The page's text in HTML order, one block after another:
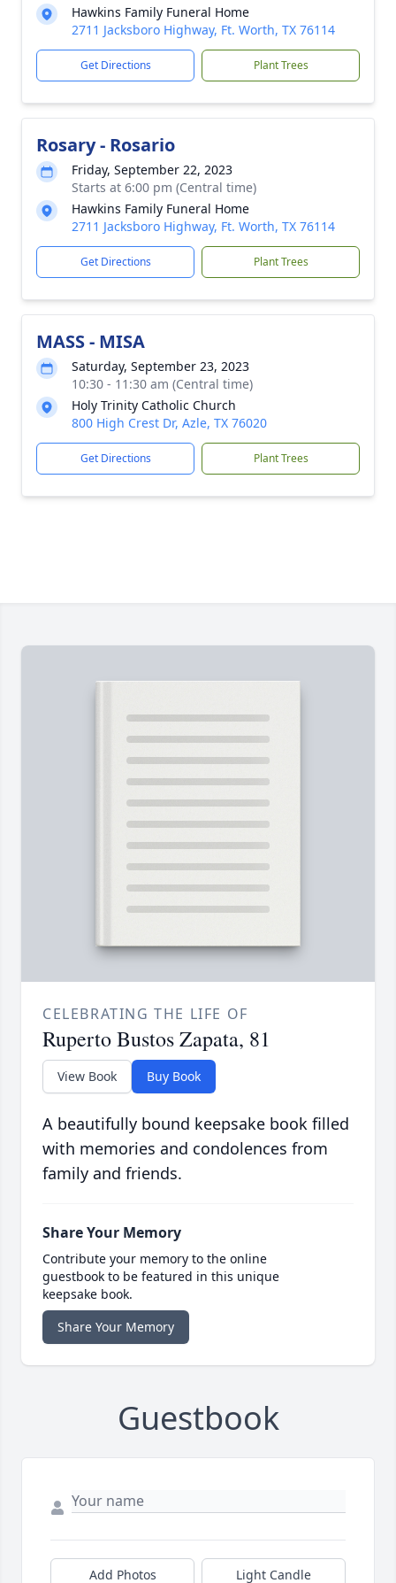
Hawkins Family Funeral Home
2711 Jacksboro Highway, Ft. Worth, TX 76114
Get Directions Plant Trees
Rosary - Rosario
Friday, September 22, 2023
Starts at 6:00 pm (Central time)
Hawkins Family Funeral Home
2711 Jacksboro Highway, Ft. Worth, TX 76114
Get Directions Plant Trees
MASS - MISA
Saturday, September 23, 2023
10:30 - 11:30 am (Central time)
Holy Trinity Catholic Church
800 High Crest Dr, Azle, TX 76020
Get Directions Plant Trees
CELEBRATING THE LIFE OF
Ruperto Bustos Zapata, 81
View Book Buy Book
A beautifully bound keepsake book filled
with memories and condolences from
family and friends.
Share Your Memory
Contribute your memory to the online
guestbook to be featured in this unique
keepsake book.
Share Your Memory
Guestbook
Add Photos Light Candle